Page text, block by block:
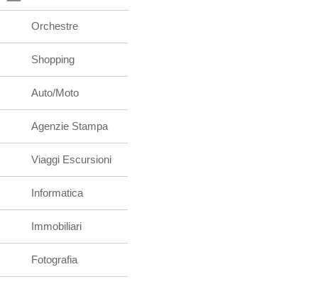
Orchestre
Shopping
Auto/Moto
Agenzie Stampa
Viaggi Escursioni
Informatica
Immobiliari
Fotografia